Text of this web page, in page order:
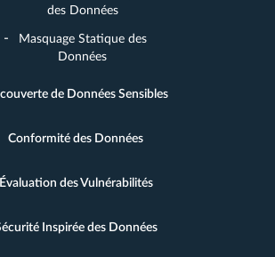
des Données
Masquage Statique des
Données
de Données Sensibles
Conformité des Données
Évaluation des Vulnérabilités
Inspirée des Données